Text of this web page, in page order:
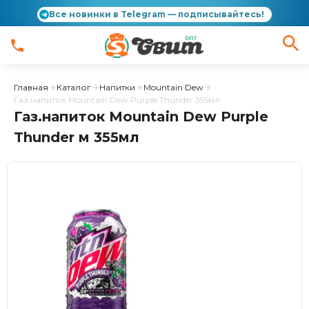
Все новинки в Telegram — подписывайтесь!
Главная Каталог Напитки
Mountain Dew
Газ.напиток Mountain Dew Purple Thunder 355мл
Газ.напиток Mountain Dew Purple
Thunder м 355мл